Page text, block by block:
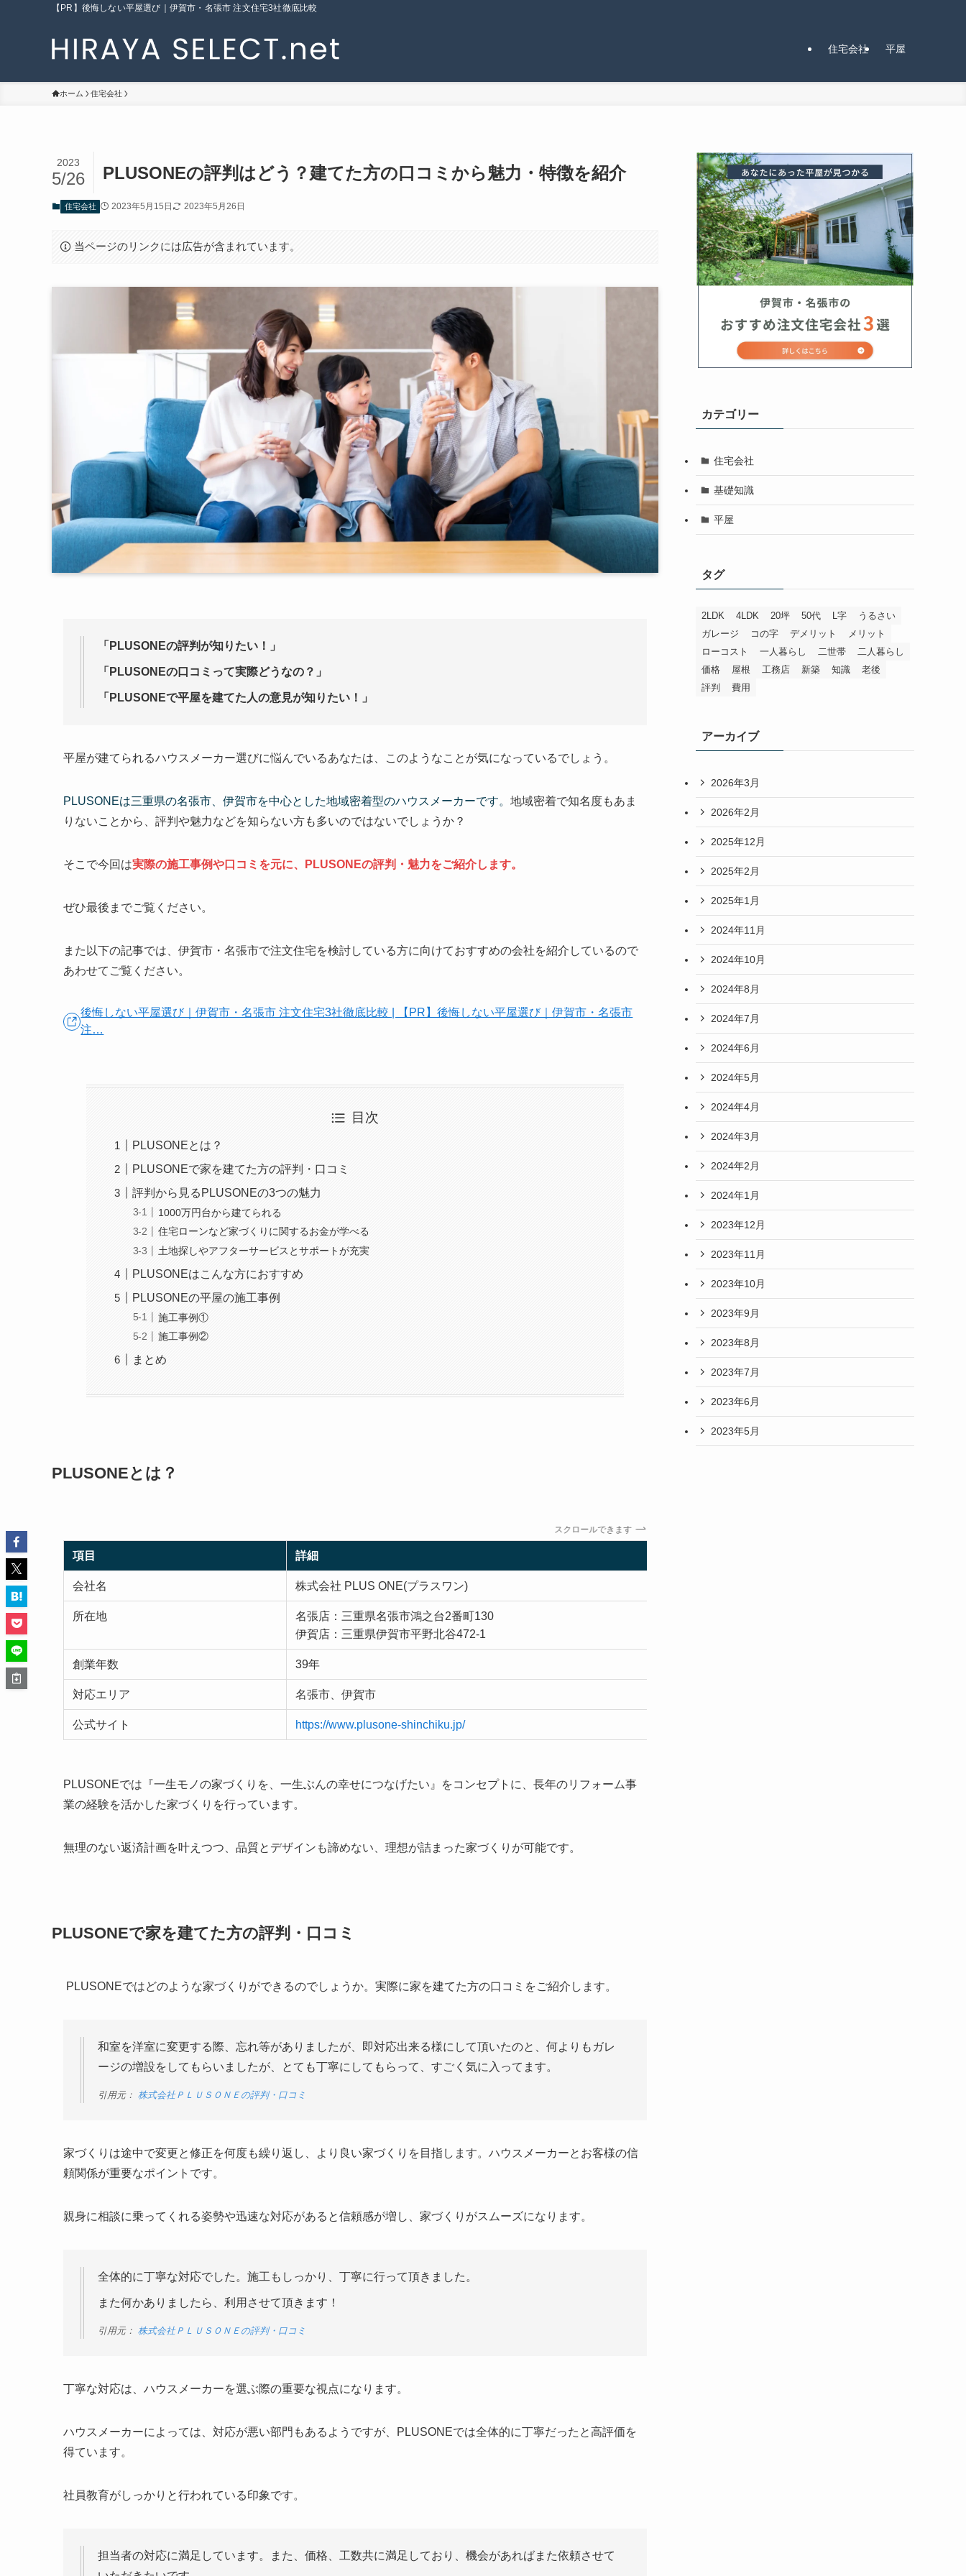
【PR】後悔しない平屋選び｜伊賀市・名張市 注文住宅3社徹底比較
住宅会社 平屋
ホーム 住宅会社
PLUSONEの評判はどう？建てた方の口コミから魅力・特徴を紹介
2023
5/26
住宅会社 2023年5月15日 2023年5月26日
当ページのリンクには広告が含まれています。
「PLUSONEの評判が知りたい！」
「PLUSONEの口コミって実際どうなの？」
「PLUSONEで平屋を建てた人の意見が知りたい！」
平屋が建てられるハウスメーカー選びに悩んでいるあなたは、このようなことが気になっているでしょう。
PLUSONEは三重県の名張市、伊賀市を中心とした地域密着型のハウスメーカーです。 地域密着で知名度もあま
りないことから、評判や魅力などを知らない方も多いのではないでしょうか？
そこで今回は実際の施工事例や口コミを元に、PLUSONEの評判・魅力をご紹介します。
ぜひ最後までご覧ください。
また以下の記事では、伊賀市・名張市で注文住宅を検討している方に向けておすすめの会社を紹介しているので
あわせてご覧ください。
後悔しない平屋選び｜伊賀市・名張市 注文住宅3社徹底比較 | 【PR】後悔しない平屋選び｜伊賀市・名張市
注…
目次
PLUSONEとは？
PLUSONEで家を建てた方の評判・口コミ
評判から見るPLUSONEの3つの魅力
1000万円台から建てられる
住宅ローンなど家づくりに関するお金が学べる
土地探しやアフターサービスとサポートが充実
PLUSONEはこんな方におすすめ
PLUSONEの平屋の施工事例
施工事例①
施工事例②
まとめ
PLUSONEとは？
スクロールできます
項目 詳細
会社名 株式会社 PLUS ONE(プラスワン)
所在地
名張店：三重県名張市鴻之台2番町130
伊賀店：三重県伊賀市平野北谷472-1
創業年数 39年
対応エリア 名張市、伊賀市
公式サイト https://www.plusone-shinchiku.jp/
PLUSONEでは『一生モノの家づくりを、一生ぶんの幸せにつなげたい』をコンセプトに、長年のリフォーム事
業の経験を活かした家づくりを行っています。
無理のない返済計画を叶えつつ、品質とデザインも諦めない、理想が詰まった家づくりが可能です。
PLUSONEで家を建てた方の評判・口コミ
PLUSONEではどのような家づくりができるのでしょうか。実際に家を建てた方の口コミをご紹介します。
和室を洋室に変更する際、忘れ等がありましたが、即対応出来る様にして頂いたのと、何よりもガレ
ージの増設をしてもらいましたが、とても丁寧にしてもらって、すごく気に入ってます。
引用元： 株式会社ＰＬＵＳＯＮＥの評判・口コミ
家づくりは途中で変更と修正を何度も繰り返し、より良い家づくりを目指します。ハウスメーカーとお客様の信
頼関係が重要なポイントです。
親身に相談に乗ってくれる姿勢や迅速な対応があると信頼感が増し、家づくりがスムーズになります。
全体的に丁寧な対応でした。施工もしっかり、丁寧に行って頂きました。
また何かありましたら、利用させて頂きます！
引用元： 株式会社ＰＬＵＳＯＮＥの評判・口コミ
丁寧な対応は、ハウスメーカーを選ぶ際の重要な視点になります。
ハウスメーカーによっては、対応が悪い部門もあるようですが、PLUSONEでは全体的に丁寧だったと高評価を
得ています。
社員教育がしっかりと行われている印象です。
担当者の対応に満足しています。また、価格、工数共に満足しており、機会があればまた依頼させて
カテゴリー
住宅会社
基礎知識
平屋
タグ
2LDK 4LDK 20坪 50代 L字
うるさい
ガレージ
コの字 デメリット
メリット
ローコスト
一人暮らし 二世帯
二人暮らし
価格
屋根 工務店 新築 知識
老後
評判
費用
アーカイブ
2026年3月
2026年2月
2025年12月
2025年2月
2025年1月
2024年11月
2024年10月
2024年8月
2024年7月
2024年6月
2024年5月
2024年4月
2024年3月
2024年2月
2024年1月
2023年12月
2023年11月
2023年10月
2023年9月
2023年8月
2023年7月
2023年6月
2023年5月